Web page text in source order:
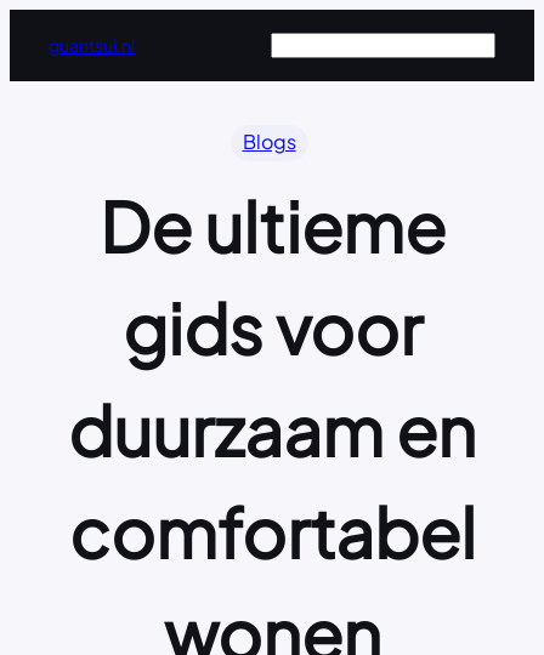
de
guantsui.nl
Blogs
De ultieme
gids voor
duurzaam en
comfortabel
wonen